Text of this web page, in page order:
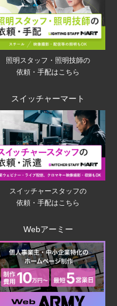
照明スタッフ・照明技師の
依頼・手配はこちら
スイッチャーマート
スイッチャースタッフの
依頼・手配はこちら
Webアーミー